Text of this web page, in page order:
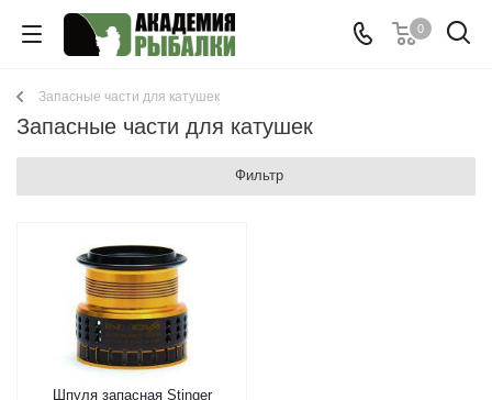
0
Запасные части для катушек
Запасные части для катушек
Фильтр
Шпуля запасная Stinger